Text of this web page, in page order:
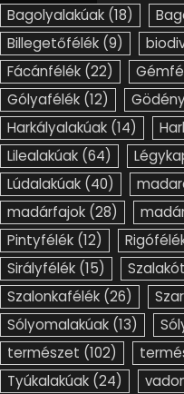
Bagolyalakúak (18)
Billegetőfélék (9)
Fácánfélék (22)
Gólyafélék (12)
Harkályalakúak (14)
Lilealakúak (64)
Lúdalakúak (40)
madárfajok (28)
Pintyfélék (12)
Sirályfélék (15)
Szalonkafélék (26)
Sólyomalakúak (13)
természet (102)
Tyúkalakúak (24)